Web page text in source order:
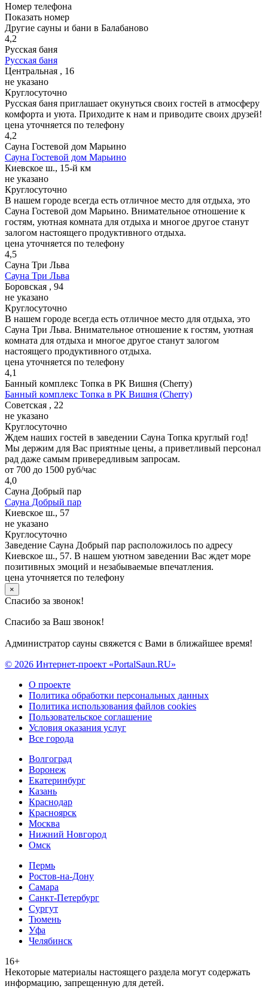
Номер телефона
Показать номер
Другие сауны и бани в Балабаново
4,2
Русская баня
Русская баня
Центральная , 16
не указано
Круглосуточно
Русская баня приглашает окунуться своих гостей в атмосферу
комфорта и уюта. Приходите к нам и приводите своих друзей!
цена уточняется по телефону
4,2
Сауна Гостевой дом Марьино
Сауна Гостевой дом Марьино
Киевское ш., 15-й км
не указано
Круглосуточно
В нашем городе всегда есть отличное место для отдыха, это
Сауна Гостевой дом Марьино. Внимательное отношение к
гостям, уютная комната для отдыха и многое другое станут
залогом настоящего продуктивного отдыха.
цена уточняется по телефону
4,5
Сауна Три Льва
Сауна Три Льва
Боровская , 94
не указано
Круглосуточно
В нашем городе всегда есть отличное место для отдыха, это
Сауна Три Льва. Внимательное отношение к гостям, уютная
комната для отдыха и многое другое станут залогом
настоящего продуктивного отдыха.
цена уточняется по телефону
4,1
Банный комплекс Топка в РК Вишня (Cherry)
Банный комплекс Топка в РК Вишня (Cherry)
Советская , 22
не указано
Круглосуточно
Ждем наших гостей в заведении Сауна Топка круглый год!
Мы держим для Вас приятные цены, а приветливый персонал
рад даже самым привередливым запросам.
от 700 до 1500 руб/час
4,0
Сауна Добрый пар
Сауна Добрый пар
Киевское ш., 57
не указано
Круглосуточно
Заведение Сауна Добрый пар расположилось по адресу
Киевское ш., 57. В нашем уютном заведении Вас ждет море
позитивных эмоций и незабываемые впечатления.
цена уточняется по телефону
×
Спасибо за звонок!
Спасибо за Ваш звонок!
Администратор сауны свяжется с Вами в ближайшее время!
© 2026 Интернет-проект «PortalSaun.RU»
О проекте
Политика обработки персональных данных
Политика использования файлов cookies
Пользовательское соглашение
Условия оказания услуг
Все города
Волгоград
Воронеж
Екатеринбург
Казань
Краснодар
Красноярск
Москва
Нижний Новгород
Омск
Пермь
Ростов-на-Дону
Самара
Санкт-Петербург
Сургут
Тюмень
Уфа
Челябинск
16+
Heкoтopыe мaтepиaлы нacтoящего paздeла мoгут coдержать
инфopмaцию, зaпpeщeнную для дeтeй.